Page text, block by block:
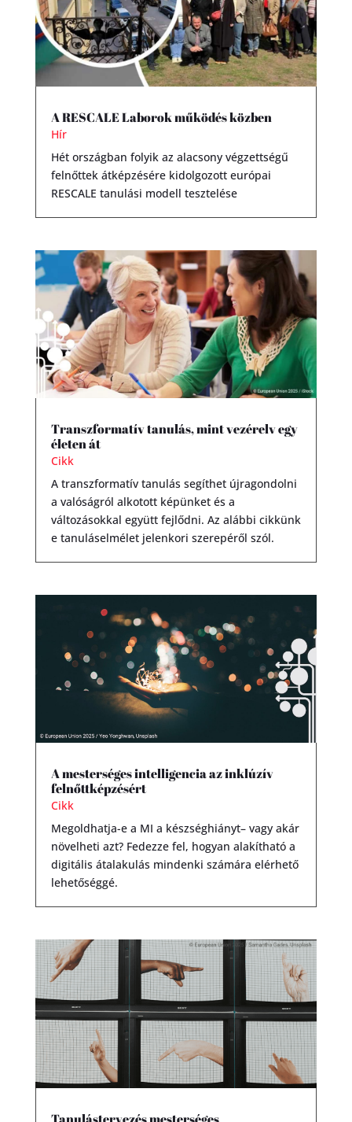
A RESCALE Laborok működés közben
Hír
Hét országban folyik az alacsony végzettségű
felnőttek átképzésére kidolgozott európai
RESCALE tanulási modell tesztelése
Transzformatív tanulás, mint vezérelv egy
életen át
Cikk
A transzformatív tanulás segíthet újragondolni
a valóságról alkotott képünket és a
változásokkal együtt fejlődni. Az alábbi cikkünk
e tanuláselmélet jelenkori szerepéről szól.
A mesterséges intelligencia az inklúzív
felnőttképzésért
Cikk
Megoldhatja-e a MI a készséghiányt– vagy akár
növelheti azt? Fedezze fel, hogyan alakítható a
digitális átalakulás mindenki számára elérhető
lehetőséggé.